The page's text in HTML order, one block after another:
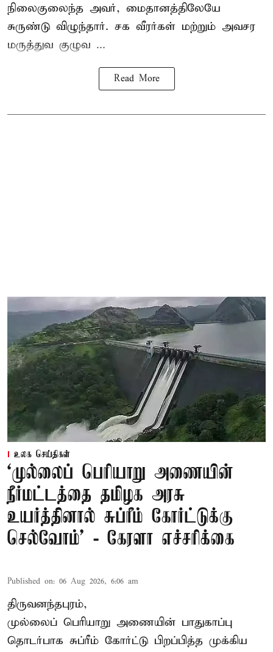
நிலைகுலைந்த அவர், மைதானத்திலேயே
சுருண்டு விழுந்தார். சக வீரர்கள் மற்றும் அவசர
மருத்துவ குழுவ ...
Read More
உலக செய்திகள்
‘முல்லைப் பெரியாறு அணையின்
நீர்மட்டத்தை தமிழக அரசு
உயர்த்தினால் சுப்ரீம் கோர்ட்டுக்கு
செல்வோம்' - கேரளா எச்சரிக்கை
Published on: 06 Aug 2026, 6:06 am
திருவனந்தபுரம்,
முல்லைப் பெரியாறு அணையின் பாதுகாப்பு
தொடர்பாக சுப்ரீம் கோர்ட்டு பிறப்பித்த முக்கிய